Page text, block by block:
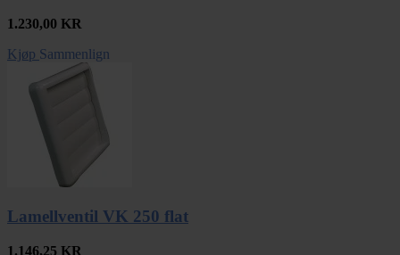
1.230,00 KR
Kjøp Sammenlign
Lamellventil VK 250 flat
1.146,25 KR